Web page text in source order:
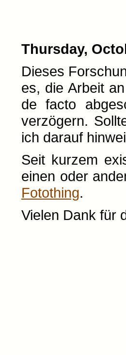
Thursday,
Dieses
es, die Arbeit
de facto
verzögern.
ich darauf
Seit kurzem
einen oder
Fotothing.
Vielen Dank für